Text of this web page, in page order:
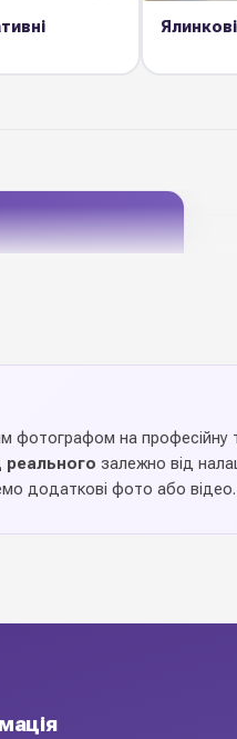
фотографом на
реального залежно від
додаткові фото або відео.